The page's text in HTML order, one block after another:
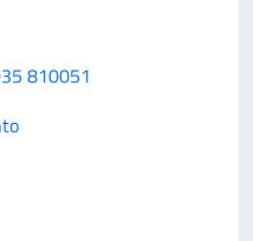
810051